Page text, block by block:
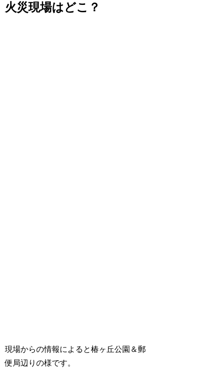
火災現場はどこ？
現場からの情報によると椿ヶ丘公園＆郵
便局辺りの様です。